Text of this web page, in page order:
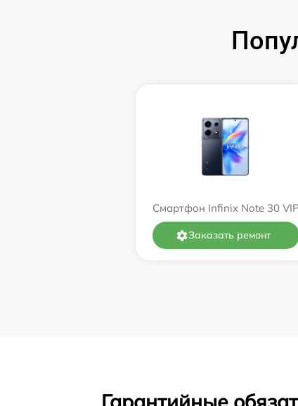
Смартфон Infinix Note 30 VIP
Заказать ремонт